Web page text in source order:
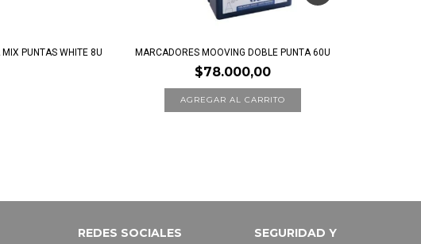
PUNTAS WHITE 8U MARCADORES MOOVING DOBLE PUNTA 60U
$78.000,00
REDES SOCIALES
SEGURIDAD Y